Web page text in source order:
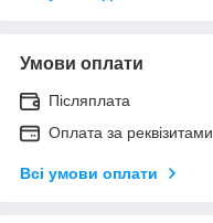
Умови оплати
Післяплата
Оплата за реквізитами
Всі умови оплати